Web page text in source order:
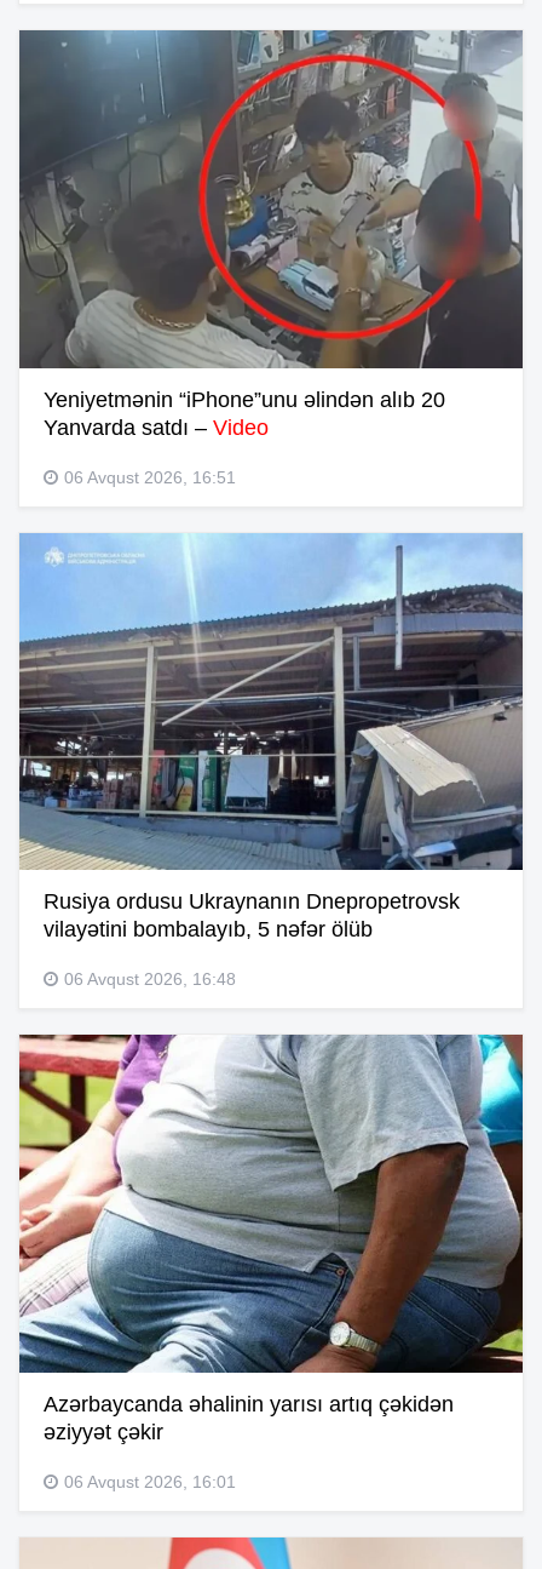
Yeniyetmənin “iPhone”unu əlindən alıb 20
Yanvarda satdı – Video
06 Avqust 2026, 16:51
Rusiya ordusu Ukraynanın Dnepropetrovsk
vilayətini bombalayıb, 5 nəfər ölüb
06 Avqust 2026, 16:48
Azərbaycanda əhalinin yarısı artıq çəkidən
əziyyət çəkir
06 Avqust 2026, 16:01